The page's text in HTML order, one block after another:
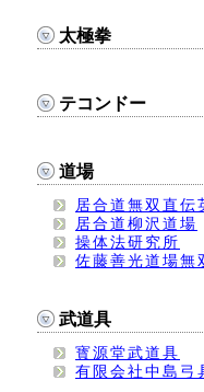
太極拳
テコンドー
道場
居合道無双直伝
居合道柳沢道場
操体法研究所
佐藤善光道場無
武道具
寳源堂武道具
有限会社中島弓